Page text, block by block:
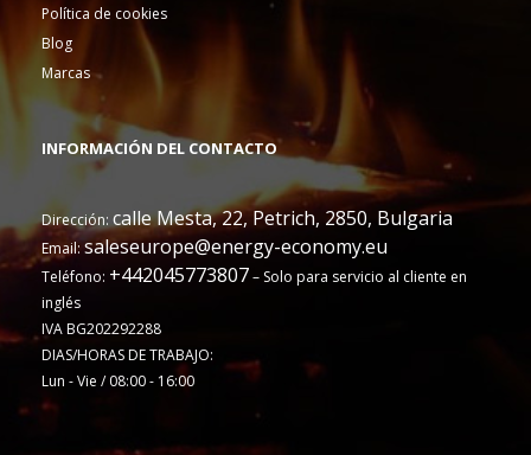
Política de cookies
Blog
Marcas
INFORMACIÓN DEL CONTACTO
Dirección: calle Mesta, 22, Petrich, 2850, Bulgaria
Email: saleseurope@energy-economy.eu
Teléfono: +442045773807– Solo para servicio al cliente en
inglés
IVA BG202292288
DIAS/HORAS DE TRABAJO:
Lun - Vie / 08:00 - 16:00